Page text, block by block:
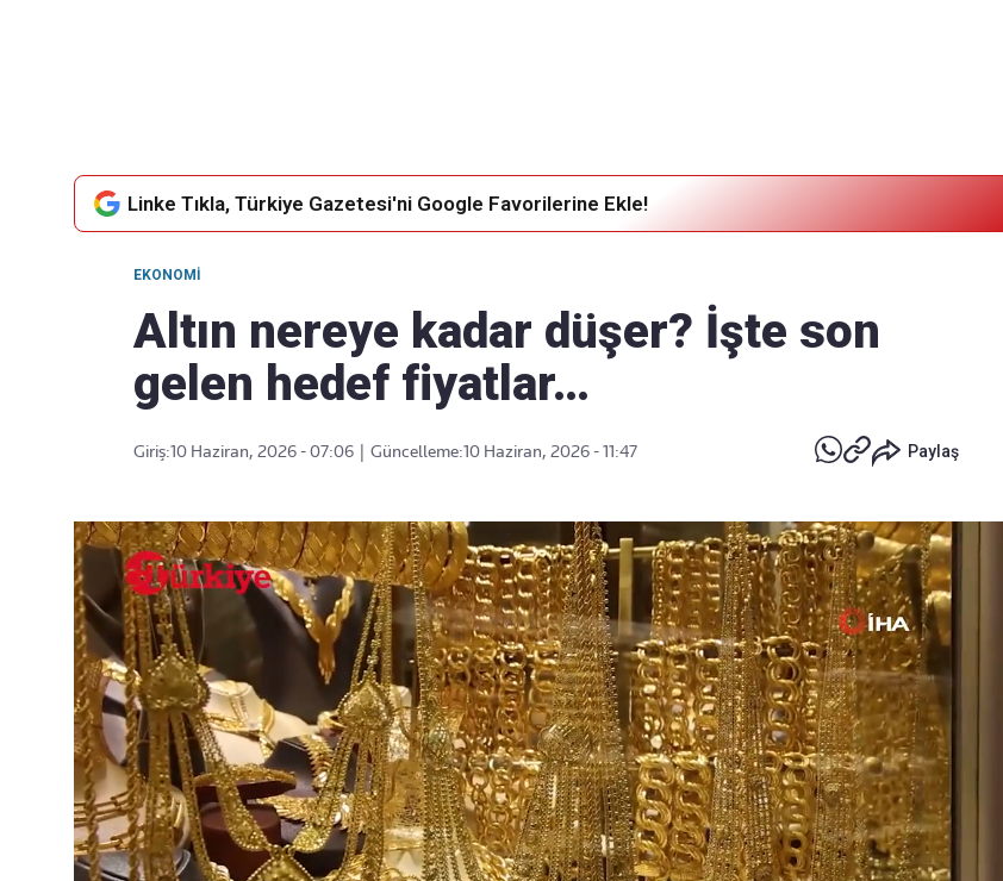
Linke Tıkla, Türkiye Gazetesi'ni Google Favorilerine Ekle!
EKONOMI
Altın nereye kadar düşer? İşte son
gelen hedef fiyatlar…
Giriş:10 Haziran, 2026 - 07:06 Güncelleme:10 Haziran, 2026 - 11:47 Paylaş